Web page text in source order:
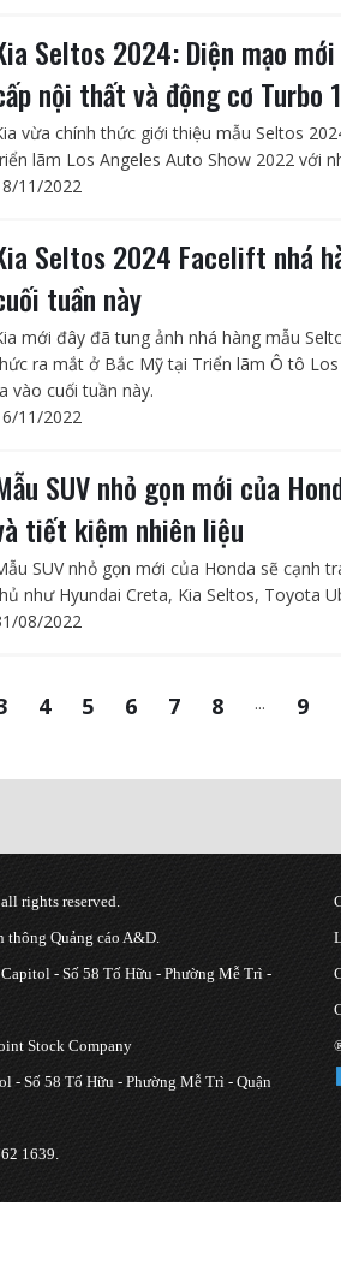
Seltos 2024: Diện mạo
nội thất và động cơ Turbo
vừa chính thức giới thiệu mẫu Seltos
lãm Los Angeles Auto Show 2022 với
11/2022
Seltos 2024 Facelift nhá
tuần này
mới đây đã tung ảnh nhá hàng mẫu
ra mắt ở Bắc Mỹ tại Triển lãm Ô tô
vào cuối tuần này.
11/2022
SUV nhỏ gọn mới của
tiết kiệm nhiên liệu
SUV nhỏ gọn mới của Honda sẽ cạnh
như Hyundai Creta, Kia Seltos, Toyota
08/2022
4 5 6 7 8 ... 9
rights reserved.
Quảng cáo A&D.
- Số 58 Tố Hữu - Phường Mễ Trì -
Stock Company
- Số 58 Tố Hữu - Phường Mễ Trì - Quận
1639.